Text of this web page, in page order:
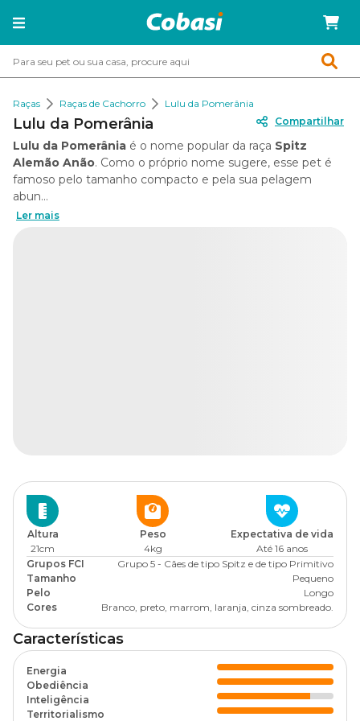
Raças Raças de Cachorro Lulu da Pomerânia
Lulu da Pomerânia
Lulu da Pomerânia é o nome popular da raça Spitz
Alemão Anão. Como o próprio nome sugere, esse pet é
famoso pelo tamanho compacto e pela sua pelagem
abun...
Ler mais
Compartilhar
Altura
21cm
Peso
4kg
Expectativa de vida
Até 16 anos
Grupos FCI
Grupo 5 - Cães de tipo Spitz e de tipo Primitivo
Tamanho
Pequeno
Pelo
Longo
Cores
Branco, preto, marrom, laranja, cinza sombreado.
Características
Energia
Obediência
Inteligência
Territorialismo